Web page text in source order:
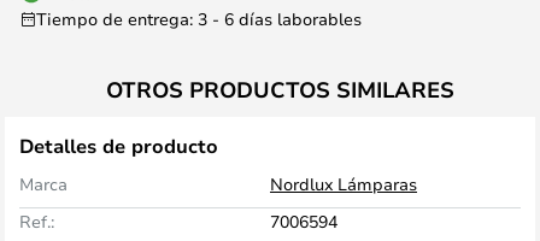
Tiempo de entrega: 3 - 6 días laborables
OTROS PRODUCTOS SIMILARES
Detalles de producto
Marca
Nordlux Lámparas
Ref.:
7006594